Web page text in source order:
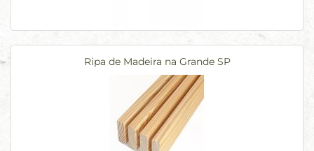
Ripa de Madeira na Grande SP